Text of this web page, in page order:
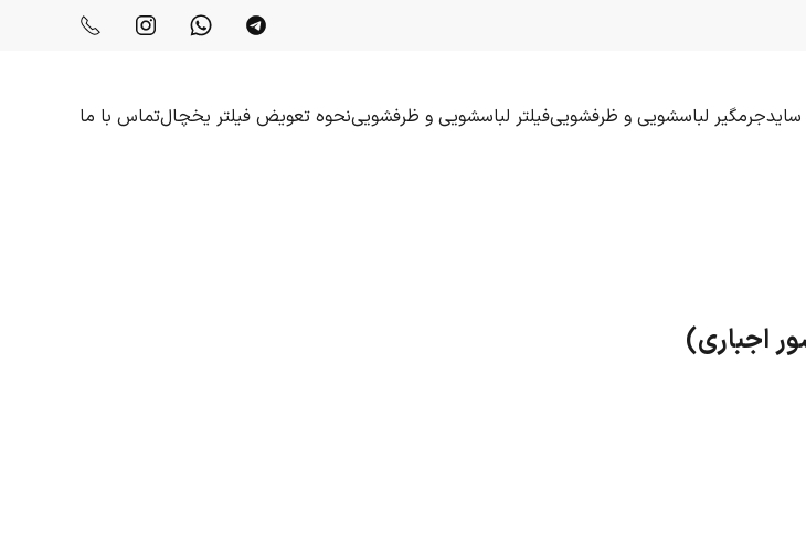
جرمگیر لباسشویی و ظرفشوییفیلتر لباسشویی و ظرفشویینحوه تعویض فیلتر یخچالتماس با ما
اجباری)